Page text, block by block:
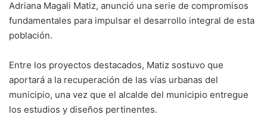
Adriana Magali Matiz, anunció una serie de compromisos
fundamentales para impulsar el desarrollo integral de esta
población.
Entre los proyectos destacados, Matiz sostuvo que
aportará a la recuperación de las vías urbanas del
municipio, una vez que el alcalde del municipio entregue
los estudios y diseños pertinentes.